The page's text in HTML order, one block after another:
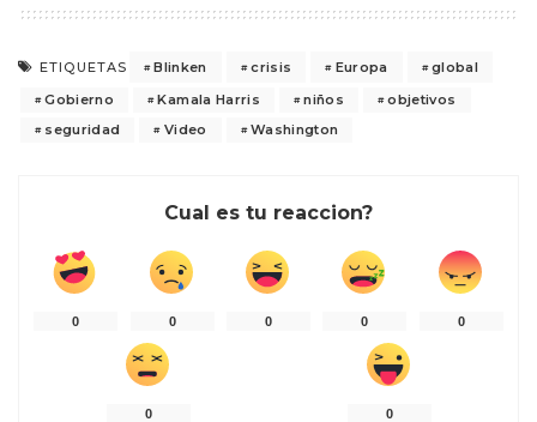
ETIQUETAS Blinken crisis Europa
global
Gobierno
Kamala Harris niños
objetivos
seguridad
Video Washington
Cual es tu reaccion?
0 0 0 0 0
0 0